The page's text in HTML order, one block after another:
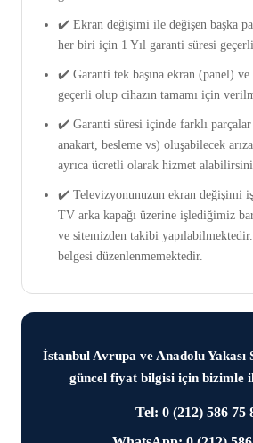
✔️ Ekran değişimi ile değişen başka
her biri için 1 Yıl garanti süresi
✔️ Garanti tek başına ekran (panel)
geçerli olup cihazın tamamı için
✔️ Garanti süresi içinde farklı
anakart, besleme vs) oluşabilecek
ayrıca ücretli olarak hizmet
✔️ Televizyonunuzun ekran değişimi
TV arka kapağı üzerine işlediğimiz
ve sitemizden takibi yapılabilmektedir.
belgesi düzenlenmemektedir.
İstanbul Avrupa ve Anadolu Yakası
güncel fiyat bilgisi için bizimle
Tel: 0 (212) 586 75